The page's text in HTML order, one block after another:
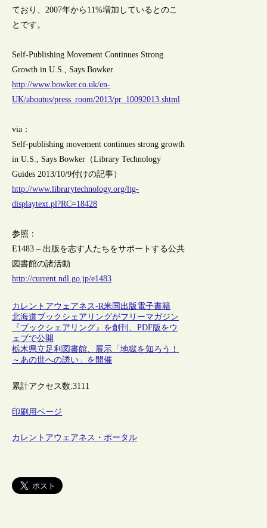
ており、2007年から11%増加しているとのこ
とです。
Self-Publishing Movement Continues Strong
Growth in U.S., Says Bowker
http://www.bowker.co.uk/en-
UK/aboutus/press_room/2013/pr_10092013.shtml
via：
Self-publishing movement continues strong growth
in U.S., Says Bowker（Library Technology
Guides 2013/10/9付けの記事）
http://www.librarytechnology.org/ltg-
displaytext.pl?RC=18428
参照：
E1483 – 出版を志す人たちをサポートする公共
図書館の諸活動
http://current.ndl.go.jp/e1483
カレントアウェアネス-R米国出版 電子書籍
北海道ブックシェアリングがフリーマガジン
『ブックシェアリング』を創刊、PDF版をウ
ェブで公開
栃木県立足利図書館、展示「地獄を知ろう！
～あの世への誘い」を開催
累計アクセス数:3111
印刷用ページ
カレントアウェアネス・ポータル